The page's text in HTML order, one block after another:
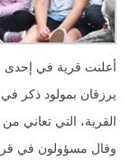
أعلنت قرية في إحدى
يرزقان بمولود ذكر
القرية، التي تعاني
وقال مسؤولون في